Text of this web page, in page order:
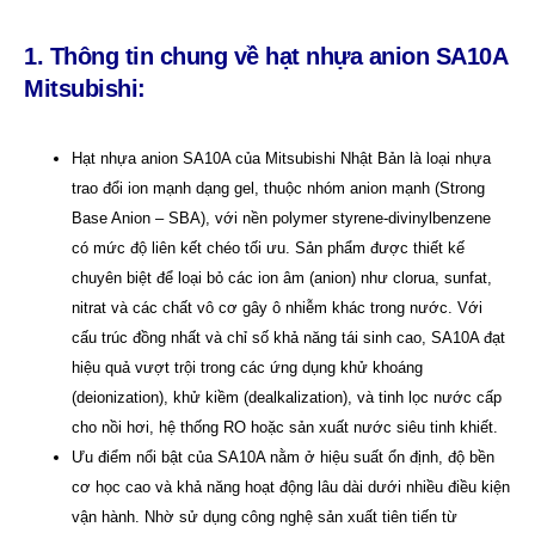
1. Thông tin chung về hạt nhựa anion SA10A
Mitsubishi:
Hạt nhựa anion SA10A của Mitsubishi Nhật Bản là loại nhựa
trao đổi ion mạnh dạng gel, thuộc nhóm anion mạnh (Strong
Base Anion – SBA), với nền polymer styrene-divinylbenzene
có mức độ liên kết chéo tối ưu. Sản phẩm được thiết kế
chuyên biệt để loại bỏ các ion âm (anion) như clorua, sunfat,
nitrat và các chất vô cơ gây ô nhiễm khác trong nước. Với
cấu trúc đồng nhất và chỉ số khả năng tái sinh cao, SA10A đạt
hiệu quả vượt trội trong các ứng dụng khử khoáng
(deionization), khử kiềm (dealkalization), và tinh lọc nước cấp
cho nồi hơi, hệ thống RO hoặc sản xuất nước siêu tinh khiết.
Ưu điểm nổi bật của SA10A nằm ở hiệu suất ổn định, độ bền
cơ học cao và khả năng hoạt động lâu dài dưới nhiều điều kiện
vận hành. Nhờ sử dụng công nghệ sản xuất tiên tiến từ